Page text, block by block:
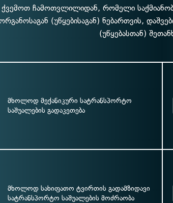
ქვემოთ ჩამოთვლილიდან, რომელი
(უწყებისაგან) ნებართვის,
(უწყებასთან)
მხოლოდ მექანიკური სატრანსპორტო
საშუალების გადაკეთება
მხოლოდ სახიფათო ტვირთის გადამზიდავი
სატრანსპორტო საშუალების მოძრაობა